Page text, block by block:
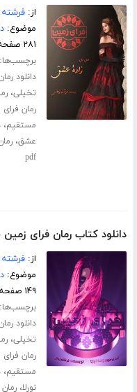
از:فرشته
موضوع:
۲۸۱ صفحه
دانلود
تخیلی،
رمان
مستقیم،
عشق،
pdf
دانلود کتاب رمان فرای
از:فرشته
موضوع:
۱۴۹ صفحه
دانلود
تخیلی،
رمان
مستقیم،
نورلا،